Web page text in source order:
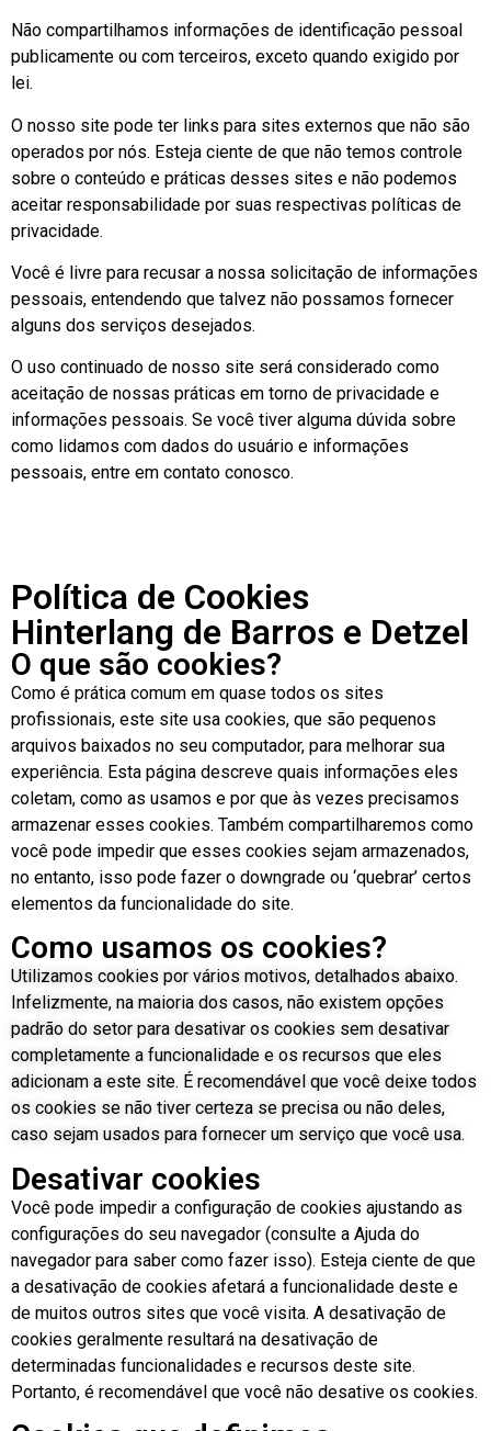
Não compartilhamos informações de identificação pessoal
publicamente ou com terceiros, exceto quando exigido por
lei.
O nosso site pode ter links para sites externos que não são
operados por nós. Esteja ciente de que não temos controle
sobre o conteúdo e práticas desses sites e não podemos
aceitar responsabilidade por suas respectivas políticas de
privacidade.
Você é livre para recusar a nossa solicitação de informações
pessoais, entendendo que talvez não possamos fornecer
alguns dos serviços desejados.
O uso continuado de nosso site será considerado como
aceitação de nossas práticas em torno de privacidade e
informações pessoais. Se você tiver alguma dúvida sobre
como lidamos com dados do usuário e informações
pessoais, entre em contato conosco.
Política de Cookies
Hinterlang de Barros e Detzel
O que são cookies?
Como é prática comum em quase todos os sites
profissionais, este site usa cookies, que são pequenos
arquivos baixados no seu computador, para melhorar sua
experiência. Esta página descreve quais informações eles
coletam, como as usamos e por que às vezes precisamos
armazenar esses cookies. Também compartilharemos como
você pode impedir que esses cookies sejam armazenados,
no entanto, isso pode fazer o downgrade ou ‘quebrar’ certos
elementos da funcionalidade do site.
Como usamos os cookies?
Utilizamos cookies por vários motivos, detalhados abaixo.
Infelizmente, na maioria dos casos, não existem opções
padrão do setor para desativar os cookies sem desativar
completamente a funcionalidade e os recursos que eles
adicionam a este site. É recomendável que você deixe todos
os cookies se não tiver certeza se precisa ou não deles,
caso sejam usados ​​para fornecer um serviço que você usa.
Desativar cookies
Você pode impedir a configuração de cookies ajustando as
configurações do seu navegador (consulte a Ajuda do
navegador para saber como fazer isso). Esteja ciente de que
a desativação de cookies afetará a funcionalidade deste e
de muitos outros sites que você visita. A desativação de
cookies geralmente resultará na desativação de
determinadas funcionalidades e recursos deste site.
Portanto, é recomendável que você não desative os cookies.